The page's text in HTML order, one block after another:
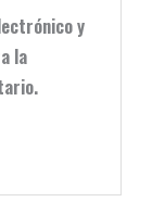
y
la